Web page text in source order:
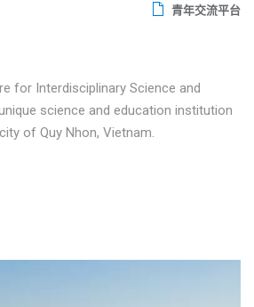
青年交流平台
for Interdisciplinary Science and
science and education institution
of Quy Nhon, Vietnam.